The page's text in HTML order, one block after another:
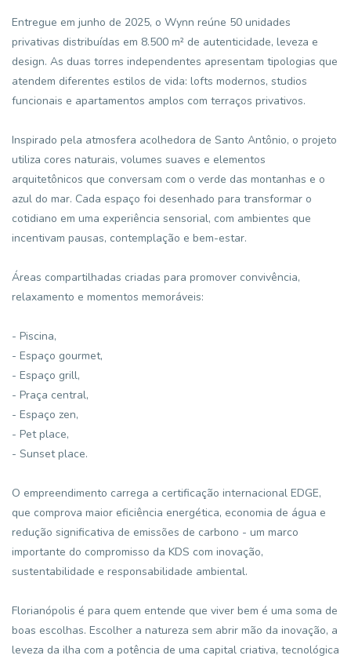
Entregue em junho de 2025, o Wynn reúne 50 unidades
privativas distribuídas em 8.500 m² de autenticidade, leveza e
design. As duas torres independentes apresentam tipologias que
atendem diferentes estilos de vida: lofts modernos, studios
funcionais e apartamentos amplos com terraços privativos.
Inspirado pela atmosfera acolhedora de Santo Antônio, o projeto
utiliza cores naturais, volumes suaves e elementos
arquitetônicos que conversam com o verde das montanhas e o
azul do mar. Cada espaço foi desenhado para transformar o
cotidiano em uma experiência sensorial, com ambientes que
incentivam pausas, contemplação e bem-estar.
Áreas compartilhadas criadas para promover convivência,
relaxamento e momentos memoráveis:
- Piscina,
- Espaço gourmet,
- Espaço grill,
- Praça central,
- Espaço zen,
- Pet place,
- Sunset place.
O empreendimento carrega a certificação internacional EDGE,
que comprova maior eficiência energética, economia de água e
redução significativa de emissões de carbono - um marco
importante do compromisso da KDS com inovação,
sustentabilidade e responsabilidade ambiental.
Florianópolis é para quem entende que viver bem é uma soma de
boas escolhas. Escolher a natureza sem abrir mão da inovação, a
leveza da ilha com a potência de uma capital criativa, tecnológica